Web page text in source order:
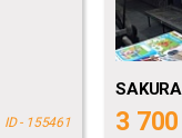
ID - 155461 3